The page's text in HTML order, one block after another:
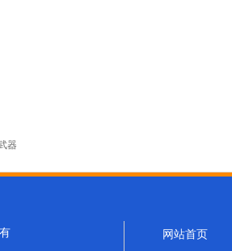
器
网站首页